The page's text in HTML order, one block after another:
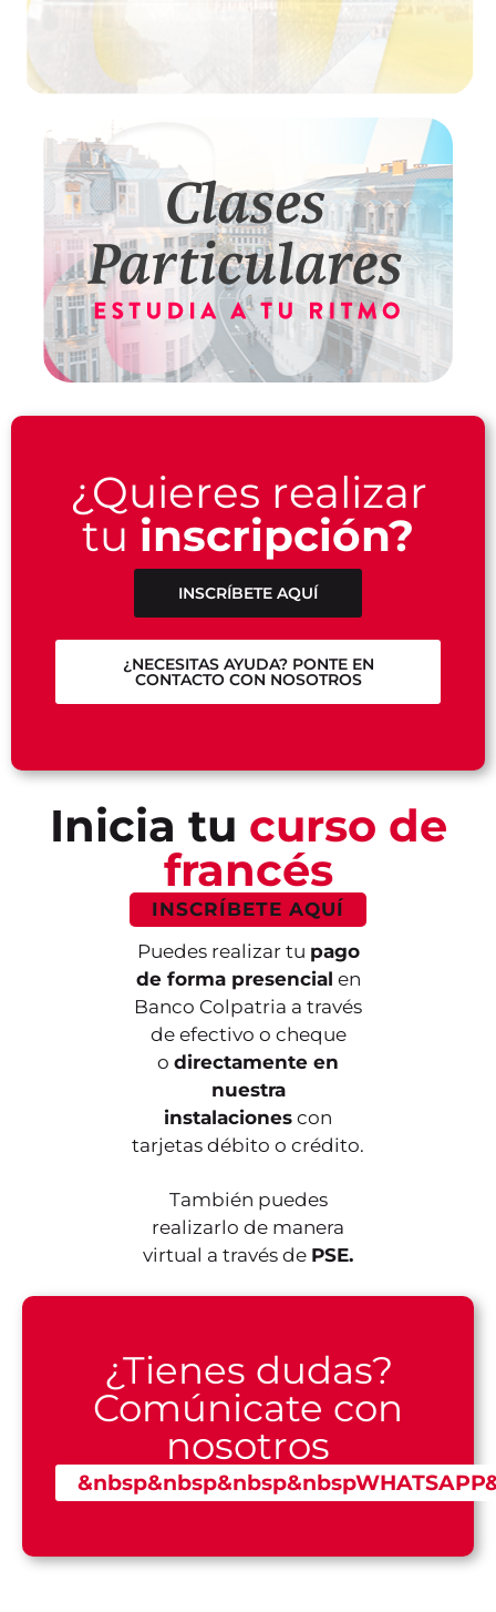
¿Quieres realizar
tu inscripción?
INSCRÍBETE AQUÍ
¿NECESITAS AYUDA? PONTE EN
CONTACTO CON NOSOTROS
Inicia tu curso de
francés
INSCRÍBETE AQUÍ
Puedes realizar tu pago
de forma presencial en
Banco Colpatria a través
de efectivo o cheque
o directamente en
nuestra
instalaciones con
tarjetas débito o crédito.
También puedes
realizarlo de manera
virtual a través de PSE.
¿Tienes dudas?
Comúnicate con
nosotros